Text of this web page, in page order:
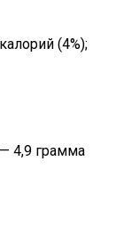
(4%);
4,9 грамма